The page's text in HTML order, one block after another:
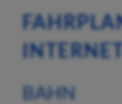
BAHN